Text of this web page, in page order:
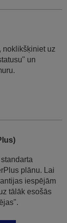
noklikšķiniet uz
un
plānu. Lai
iespējām
tālāk esošās